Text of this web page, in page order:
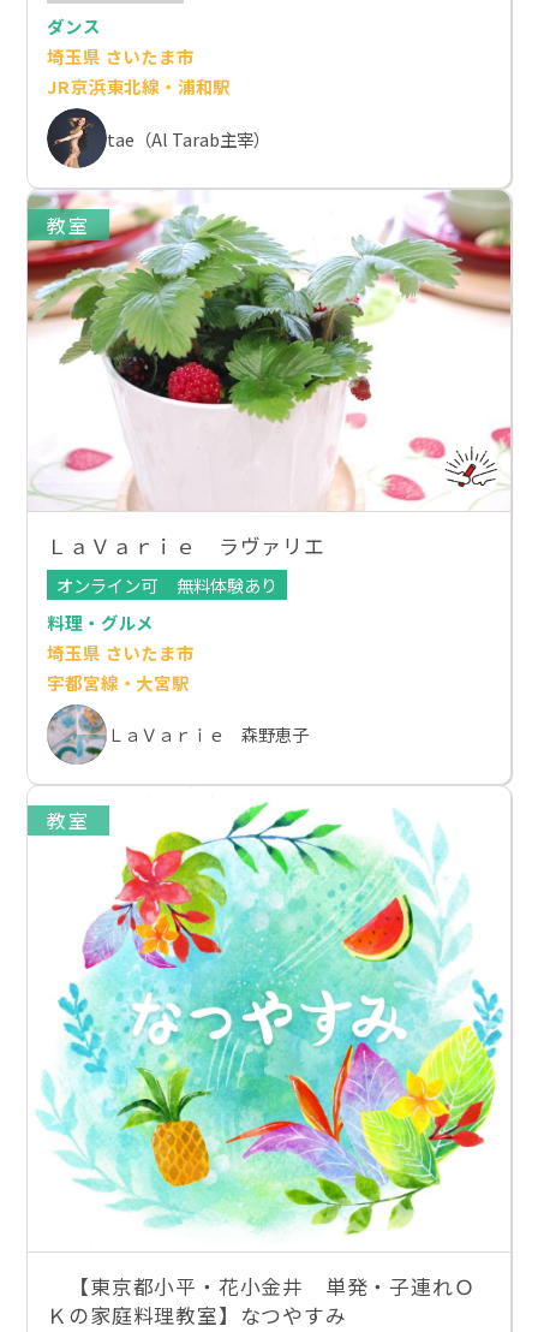
ダンス
埼玉県 さいたま市
JR京浜東北線・浦和駅
tae（Al Tarab主宰）
教室
ＬａＶａｒｉｅ ラヴァリエ
オンライン可
無料体験あり
料理・グルメ
埼玉県 さいたま市
宇都宮線・大宮駅
ＬａＶａｒｉｅ 森野恵子
教室
【東京都小平・花小金井 単発・子連れＯ
Ｋの家庭料理教室】なつやすみ